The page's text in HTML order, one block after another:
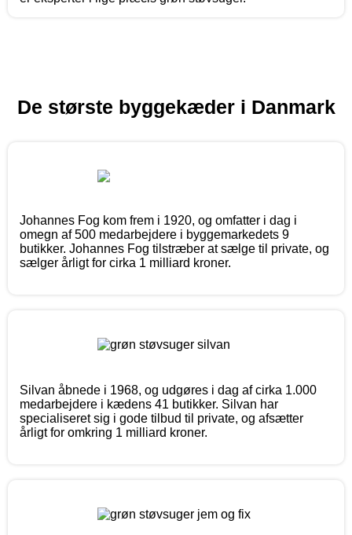
De største byggekæder i Danmark
Johannes Fog kom frem i 1920, og omfatter i dag i
omegn af 500 medarbejdere i byggemarkedets 9
butikker. Johannes Fog tilstræber at sælge til private, og
sælger årligt for cirka 1 milliard kroner.
Silvan åbnede i 1968, og udgøres i dag af cirka 1.000
medarbejdere i kædens 41 butikker. Silvan har
specialiseret sig i gode tilbud til private, og afsætter
årligt for omkring 1 milliard kroner.